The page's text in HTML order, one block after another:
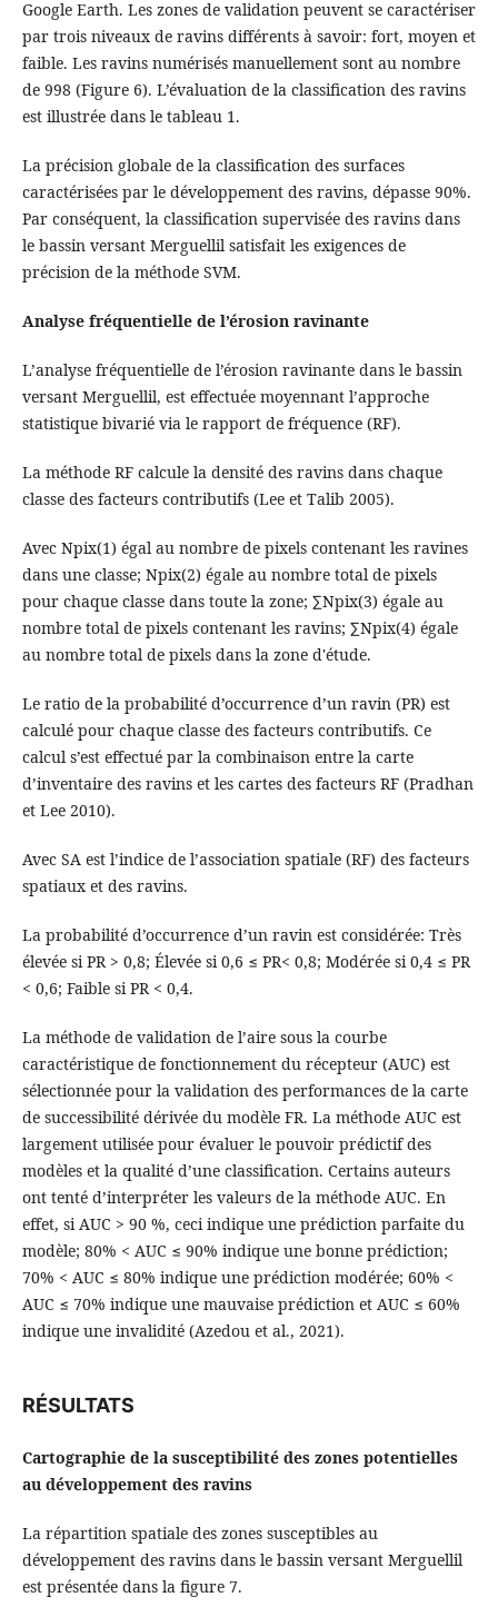
Google Earth. Les zones de validation peuvent se caractériser
par trois niveaux de ravins différents à savoir: fort, moyen et
faible. Les ravins numérisés manuellement sont au nombre
de 998 (Figure 6). L’évaluation de la classification des ravins
est illustrée dans le tableau 1.
La précision globale de la classification des surfaces
caractérisées par le développement des ravins, dépasse 90%.
Par conséquent, la classification supervisée des ravins dans
le bassin versant Merguellil satisfait les exigences de
précision de la méthode SVM.
Analyse fréquentielle de l’érosion ravinante
L’analyse fréquentielle de l’érosion ravinante dans le bassin
versant Merguellil, est effectuée moyennant l’approche
statistique bivarié via le rapport de fréquence (RF).
La méthode RF calcule la densité des ravins dans chaque
classe des facteurs contributifs (Lee et Talib 2005).
Avec Npix(1) égal au nombre de pixels contenant les ravines
dans une classe; Npix(2) égale au nombre total de pixels
pour chaque classe dans toute la zone; ∑Npix(3) égale au
nombre total de pixels contenant les ravins; ∑Npix(4) égale
au nombre total de pixels dans la zone d'étude.
Le ratio de la probabilité d’occurrence d’un ravin (PR) est
calculé pour chaque classe des facteurs contributifs. Ce
calcul s’est effectué par la combinaison entre la carte
d’inventaire des ravins et les cartes des facteurs RF (Pradhan
et Lee 2010).
Avec SA est l’indice de l’association spatiale (RF) des facteurs
spatiaux et des ravins.
La probabilité d’occurrence d’un ravin est considérée: Très
élevée si PR > 0,8; Élevée si 0,6 ≤ PR< 0,8; Modérée si 0,4 ≤ PR
< 0,6; Faible si PR < 0,4.
La méthode de validation de l’aire sous la courbe
caractéristique de fonctionnement du récepteur (AUC) est
sélectionnée pour la validation des performances de la carte
de successibilité dérivée du modèle FR. La méthode AUC est
largement utilisée pour évaluer le pouvoir prédictif des
modèles et la qualité d’une classification. Certains auteurs
ont tenté d’interpréter les valeurs de la méthode AUC. En
effet, si AUC > 90 %, ceci indique une prédiction parfaite du
modèle; 80% < AUC ≤ 90% indique une bonne prédiction;
70% < AUC ≤ 80% indique une prédiction modérée; 60% <
AUC ≤ 70% indique une mauvaise prédiction et AUC ≤ 60%
indique une invalidité (Azedou et al., 2021).
RÉSULTATS
Cartographie de la susceptibilité des zones potentielles
au développement des ravins
La répartition spatiale des zones susceptibles au
développement des ravins dans le bassin versant Merguellil
est présentée dans la figure 7.